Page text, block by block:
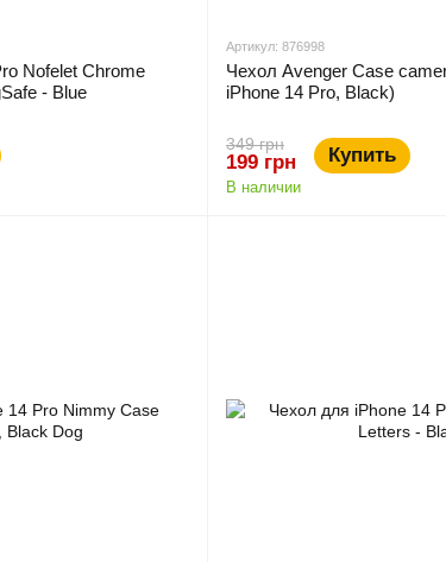
Nofelet Chrome
- Blue
Артикул: 876998
Чехол Avenger Case
iPhone 14 Pro, Black)
349 грн
199 грн Купить
В наличии